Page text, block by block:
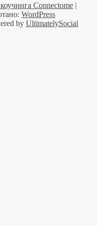
Connectome |
WordPress
by UltimatelySocial